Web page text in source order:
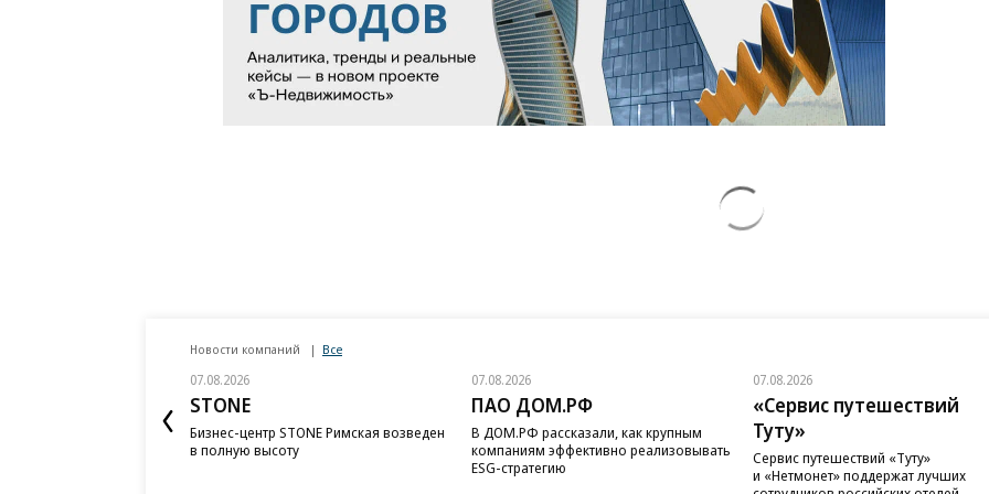
Новости компаний Все
07.08.2026
STONE
Бизнес-центр STONE Римская возведен
в полную высоту
07.08.2026
ПАО ДОМ.РФ
В ДОМ.РФ рассказали, как крупным
компаниям эффективно реализовывать
ESG-стратегию
07.08.2026
«Сервис путешествий
Туту»
Сервис путешествий «Туту»
и «Нетмонет» поддержат лучших